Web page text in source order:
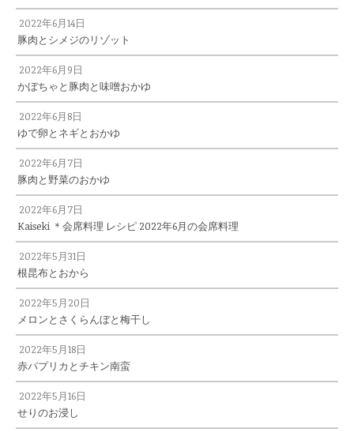
2022年6月14日
豚肉とシメジのリゾット
2022年6月9日
かぼちゃと豚肉と味噌おかゆ
2022年6月8日
ゆで卵とネギとおかゆ
2022年6月7日
豚肉と野菜のおかゆ
2022年6月7日
Kaiseki ＊会席料理 レシピ 2022年6月の会席料理
2022年5月31日
根昆布とおから
2022年5月20日
メロンとさくらんぼと梅干し
2022年5月18日
赤パプリカとチキン南蛮
2022年5月16日
せりのお浸し